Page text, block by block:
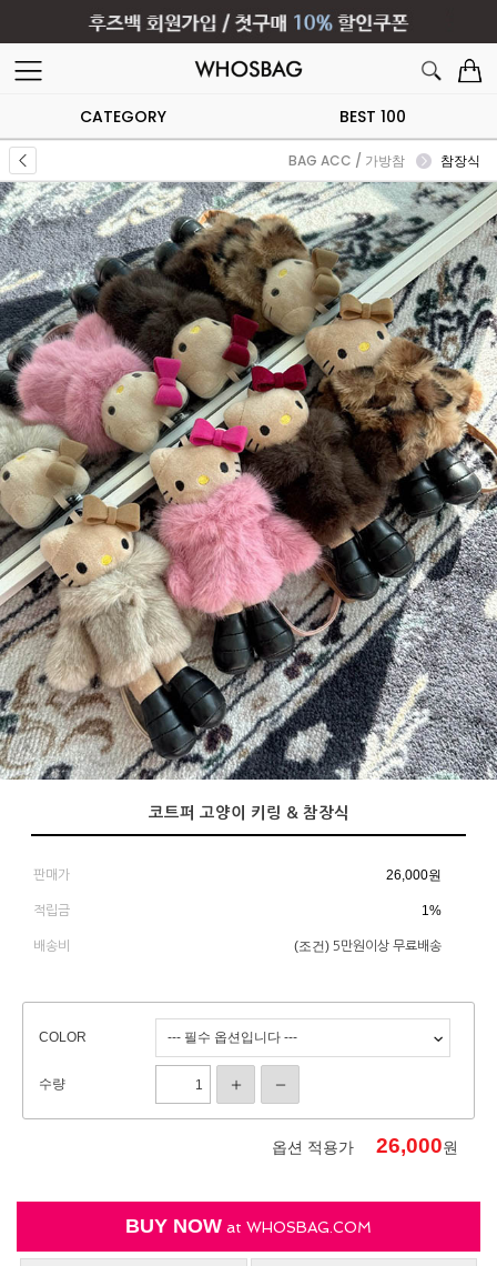
CATEGORY BEST 100
BAG ACC / 가방참 참장식
코트퍼 고양이 키링 & 참장식
판매가 26,000원
적립금 1%
배송비 (조건) 5만원이상 무료배송
COLOR
수량
옵션 적용가 26,000원
BUY NOW at WHOSBAG.COM